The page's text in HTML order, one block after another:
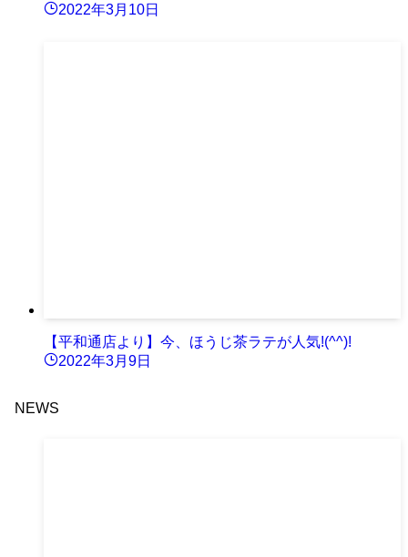
2022年3月10日
【平和通店より】今、ほうじ茶ラテが人気!(^^)!
2022年3月9日
NEWS